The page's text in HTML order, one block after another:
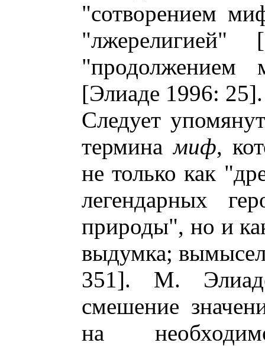
"сотворением
[Элиаде 1996: 25].
Следует
терминамиф,
не только как
легендарных
природы", но и
выдумка;
351]. М.
смешение
на